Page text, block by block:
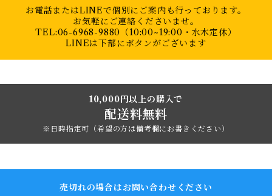
お電話またはLINEで個別にご案内も行っております。
お気軽にご連絡くださいませ。
TEL:06-6968-9880（10:00~19:00・水木定休）
LINEは下部にボタンがございます
10,000円以上の購入で
配送料無料
※日時指定可（希望の方は備考欄にお書きください）
売切れの場合はお問い合わせください